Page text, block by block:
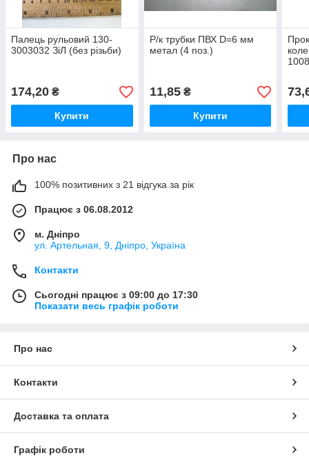
Палець рульовий 130-
3003032 ЗіЛ (без різьби)
174,20 ₴
Купити
Р/к трубки ПВХ D=6 мм
метал (4 поз.)
11,85₴
Купити
Про нас
100% позитивних з 21 відгука за рік
Працює з 06.08.2012
м. Дніпро
ул. Артельная, 9, Дніпро, Україна
Контакти
Сьогодні працює з 09:00 до 17:30
Показати весь графік роботи
Про нас
Контакти
Доставка та оплата
Графік роботи